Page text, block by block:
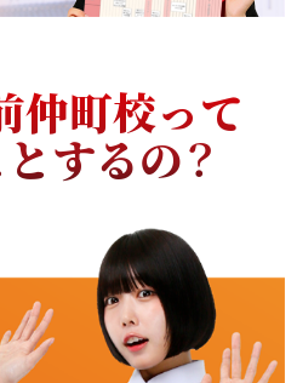
仲町校って
するの？